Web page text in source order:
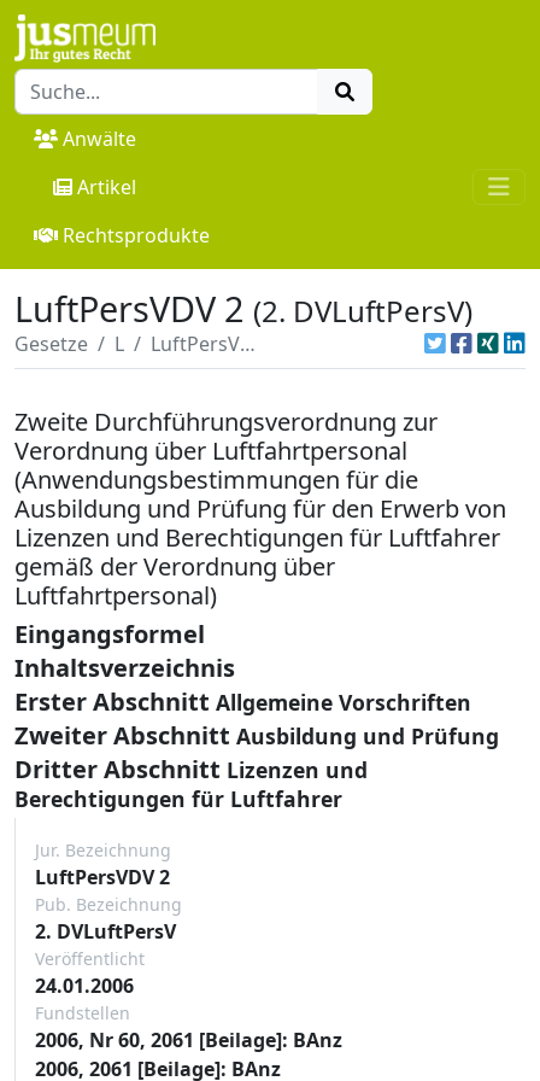
Anwälte
Artikel
Rechtsprodukte
LuftPersVDV 2 (2. DVLuftPersV)
Gesetze L LuftPersVDV 2
Zweite Durchführungsverordnung zur
Verordnung über Luftfahrtpersonal
(Anwendungsbestimmungen für die
Ausbildung und Prüfung für den Erwerb von
Lizenzen und Berechtigungen für Luftfahrer
gemäß der Verordnung über
Luftfahrtpersonal)
Eingangsformel
Inhaltsverzeichnis
Erster Abschnitt Allgemeine Vorschriften
Zweiter Abschnitt Ausbildung und Prüfung
Dritter Abschnitt Lizenzen und
Berechtigungen für Luftfahrer
Jur. Bezeichnung
LuftPersVDV 2
Pub. Bezeichnung
2. DVLuftPersV
Veröffentlicht
24.01.2006
Fundstellen
2006, Nr 60, 2061 [Beilage]: BAnz
2006, 2061 [Beilage]: BAnz